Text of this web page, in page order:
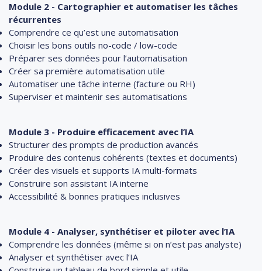
Module 2 - Cartographier et automatiser les tâches
récurrentes
Comprendre ce qu’est une automatisation
Choisir les bons outils no-code / low-code
Préparer ses données pour l’automatisation
Créer sa première automatisation utile
Automatiser une tâche interne (facture ou RH)
Superviser et maintenir ses automatisations
Module 3 - Produire efficacement avec l’IA
Structurer des prompts de production avancés
Produire des contenus cohérents (textes et documents)
Créer des visuels et supports IA multi-formats
Construire son assistant IA interne
Accessibilité & bonnes pratiques inclusives
Module 4 - Analyser, synthétiser et piloter avec l’IA
Comprendre les données (même si on n’est pas analyste)
Analyser et synthétiser avec l’IA